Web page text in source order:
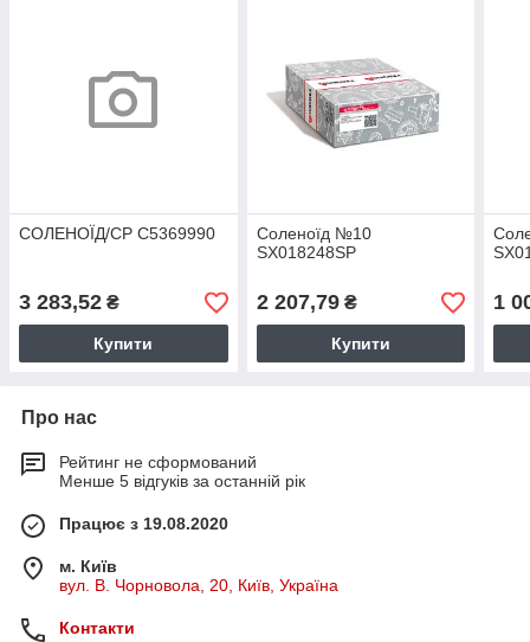
СОЛЕНОЇД/CP С5369990
3 283,52 ₴
Купити
Соленоїд №10
SX018248SP
2 207,79₴
Купити
1
Про нас
Рейтинг не сформований
Менше 5 відгуків за останній рік
Працює з 19.08.2020
м. Київ
вул. В. Чорновола, 20, Київ, Україна
Контакти